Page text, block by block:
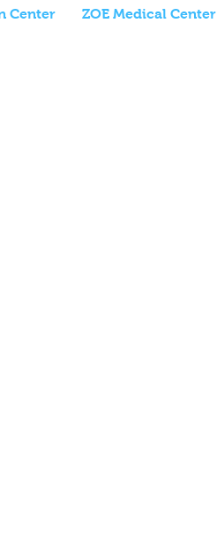
Center ZOE Medical Center